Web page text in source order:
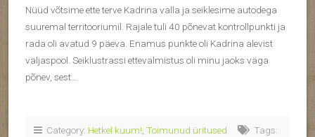
Nüüd võtsime ette terve Kadrina valla ja seiklesime autodega
suuremal territooriumil. Rajale tuli 40 põnevat kontrollpunkti ja
rada oli avatud 9 päeva. Enamus punkte oli Kadrina alevist
väljaspool. Seiklustrassi ettevalmistus oli minu jaoks väga
põnev, sest…
Category: Hetkel kuum!, Toimunud üritused
Tags: